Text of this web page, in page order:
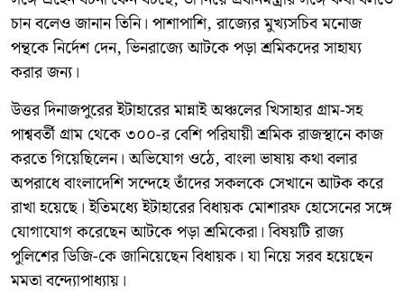
চান বলেও জানান তিনি। পাশাপাশি, রাজ্যের মুখ্যসচিব মনোজ
পন্থকে নির্দেশ দেন, ভিনরাজ্যে আটকে পড়া শ্রমিকদের সাহায্য
করার জন্য।
উত্তর দিনাজপুরের ইটাহারের মান্নাই অঞ্চলের খিসাহার গ্রাম-সহ
পাশ্ববর্তী গ্রাম থেকে ৩০০-র বেশি পরিযায়ী শ্রমিক রাজস্থানে কাজ
করতে গিয়েছিলেন। অভিযোগ ওঠে, বাংলা ভাষায় কথা বলার
অপরাধে বাংলাদেশি সন্দেহে তাঁদের সকলকে সেখানে আটক করে
রাখা হয়েছে। ইতিমধ্যে ইটাহারের বিধায়ক মোশারফ হোসেনের সঙ্গে
যোগাযোগ করেছেন আটকে পড়া শ্রমিকেরা। বিষয়টি রাজ্য
পুলিশের ডিজি-কে জানিয়েছেন বিধায়ক। যা নিয়ে সরব হয়েছেন
মমতা বন্দ্যোপাধ্যায়।